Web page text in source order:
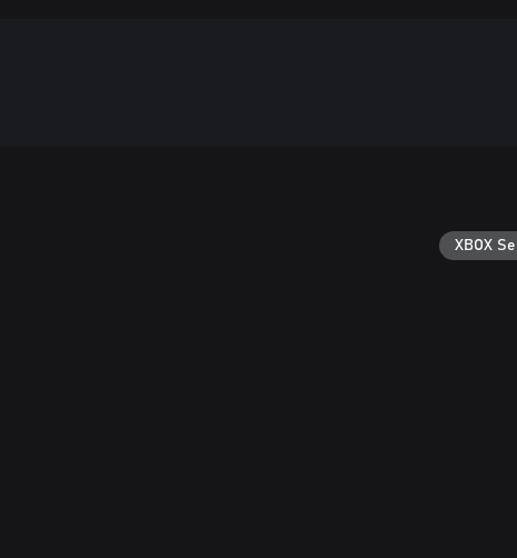
XBOX